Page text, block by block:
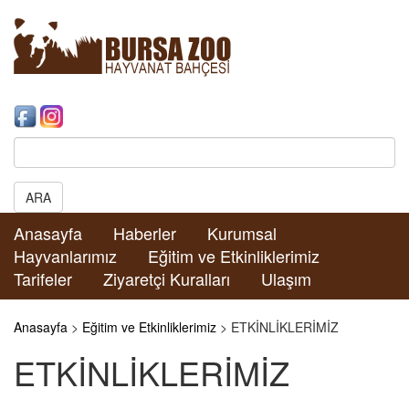
Search:
ARA
Anasayfa Haberler
Kurumsal
Hayvanlarımız
Eğitim ve Etkinliklerimiz
Tarifeler
Ziyaretçi Kuralları Ulaşım
Anasayfa > Eğitim ve Etkinliklerimiz > ETKİNLİKLERİMİZ
ETKİNLİKLERİMİZ